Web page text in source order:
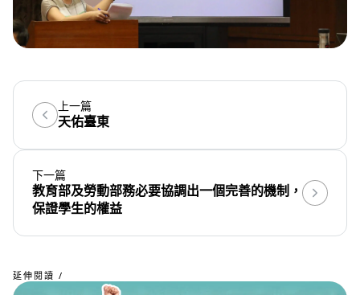
上一篇
天佑臺東
下一篇
教育部及勞動部務必要協調出一個完善的機制，
保證學生的權益
延伸閱讀 /